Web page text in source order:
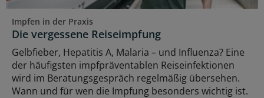
Impfen in der Praxis
Die vergessene Reiseimpfung
Gelbfieber, Hepatitis A, Malaria – und Influenza? Eine
der häufigsten impfpräventablen Reiseinfektionen
wird im Beratungsgespräch regelmäßig übersehen.
Wann und für wen die Impfung besonders wichtig ist.